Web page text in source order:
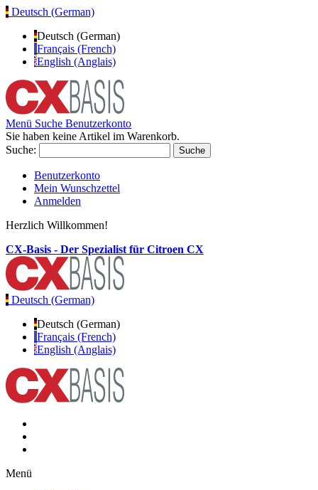
Deutsch (German)
Deutsch (German)
Français (French)
English (Anglais)
Menü Suche Benutzerkonto
Sie haben keine Artikel im Warenkorb.
Suche:
Suche
Benutzerkonto
Mein Wunschzettel
Anmelden
Herzlich Willkommen!
CX-Basis - Der Spezialist für Citroen CX
Deutsch (German)
Deutsch (German)
Français (French)
English (Anglais)
Menü